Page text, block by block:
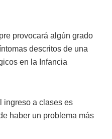
provocará algún grado
descritos de una
en la Infancia
ingreso a clases es
haber un problema más